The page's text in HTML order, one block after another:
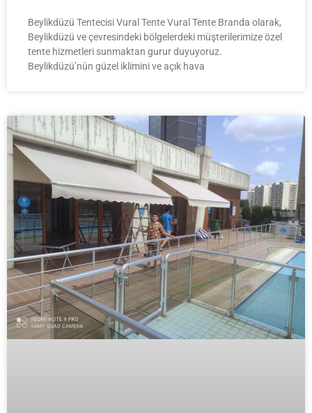
Beylikdüzü Tentecisi Vural Tente Vural Tente Branda olarak,
Beylikdüzü ve çevresindeki bölgelerdeki müşterilerimize özel
tente hizmetleri sunmaktan gurur duyuyoruz.
Beylikdüzü’nün güzel iklimini ve açık hava